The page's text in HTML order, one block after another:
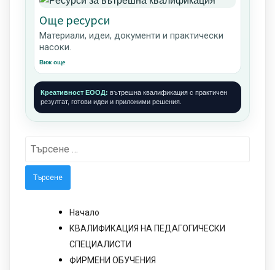
Още ресурси
Материали, идеи, документи и практически
насоки.
Виж още
Креативност ЕООД: вътрешна квалификация с практичен
резултат, готови идеи и приложими решения.
Търсене
Начало
КВАЛИФИКАЦИЯ НА ПЕДАГОГИЧЕСКИ
СПЕЦИАЛИСТИ
ФИРМЕНИ ОБУЧЕНИЯ